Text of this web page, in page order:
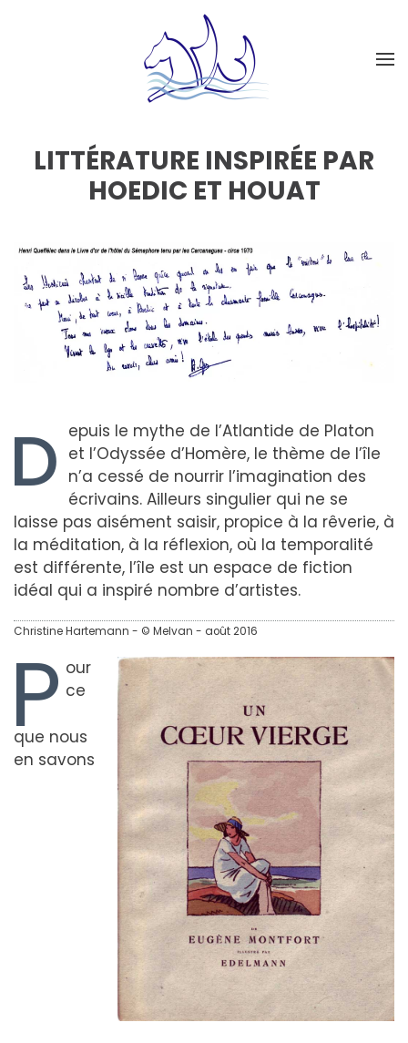
LITTÉRATURE INSPIRÉE PAR
HOEDIC ET HOUAT
D epuis le mythe de l’Atlantide de Platon
et l’Odyssée d’Homère, le thème de l’île
n’a cessé de nourrir l’imagination des
écrivains. Ailleurs singulier qui ne se
laisse pas aisément saisir, propice à la rêverie, à
la méditation, à la réflexion, où la temporalité
est différente, l’île est un espace de fiction
idéal qui a inspiré nombre d’artistes.
Christine Hartemann - © Melvan - août 2016
P our
ce
que nous
en savons